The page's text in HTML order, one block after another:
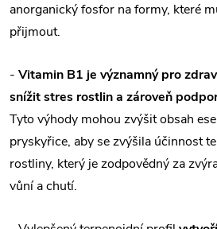
anorganický fosfor na formy, které
přijmout.
- Vitamin B1 je významný pro
snížit stres rostlin a zároveň
Tyto výhody mohou zvýšit obsah
pryskyřice, aby se zvýšila účinnost
rostliny, který je zodpovědný za
vůní a chutí.